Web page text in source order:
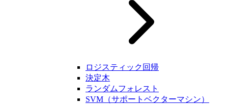
ロジスティック回帰
決定木
ランダムフォレスト
SVM（サポートベクターマシン）